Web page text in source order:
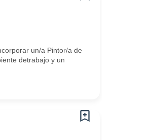
un/a Pintor/a de
detrabajo y un